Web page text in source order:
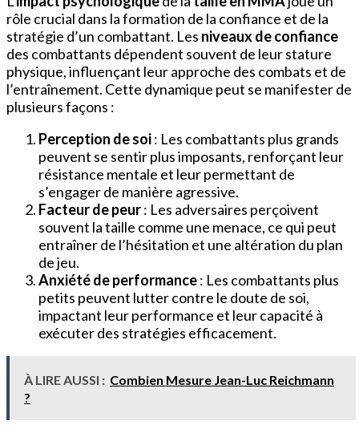
rôle crucial dans la formation de la confiance et de la
stratégie d’un combattant. Les niveaux de confiance
des combattants dépendent souvent de leur stature
physique, influençant leur approche des combats et de
l’entraînement. Cette dynamique peut se manifester de
plusieurs façons :
Perception de soi: Les combattants plus grands
peuvent se sentir plus imposants, renforçant leur
résistance mentale et leur permettant de
s’engager de manière agressive.
Facteur de peur: Les adversaires perçoivent
souvent la taille comme une menace, ce qui peut
entraîner de l’hésitation et une altération du plan
de jeu.
Anxiété de performance: Les combattants plus
petits peuvent lutter contre le doute de soi,
impactant leur performance et leur capacité à
exécuter des stratégies efficacement.
À LIRE AUSSI : Combien Mesure Jean-Luc Reichmann
?